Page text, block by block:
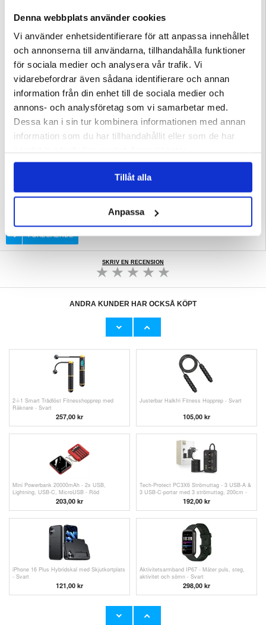
Denna webbplats använder cookies
Vi använder enhetsidentifierare för att anpassa innehållet
och annonserna till användarna, tillhandahålla funktioner
för sociala medier och analysera vår trafik. Vi
vidarebefordrar även sådana identifierare och annan
information från din enhet till de sociala medier och
annons- och analysföretag som vi samarbetar med.
Dessa kan i sin tur kombinera informationen med annan
information som du har tillhandahållit eller som de har
Tillåt alla
Anpassa
EAN: 5714122180308
Relaterade kategorier:Gadgets,Smarta saker
SKRIV EN RECENSION
ANDRA KUNDER HAR OCKSÅ KÖPT
Hopprepsmaskin med Bluetooth-högtalare och
Samsung Galaxy S26 Ultra BlueDefend Anti-
2-i-1 Smart Trådlöst Fitnesshopprep med
Räknare - Svart
257,00 kr
Justerbar Halkfri Fitness Hopprep - Svart
105,00 kr
Mini Powerbank 20000mAh - 2x USB,
Lightning, USB-C, MicroUSB - Röd
203,00 kr
Tech-Protect PC3X6 Strömuttag - 3 USB-A &
3 USB-C-portar med 3 strömuttag, 200cm -
192,00 kr
iPhone 16 Plus Hybridskal med Skjutkortplats
- Svart
121,00 kr
Aktivitetsarmband IP67 - Mäter puls, steg,
aktivitet och sömn - Svart
298,00 kr